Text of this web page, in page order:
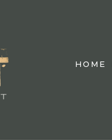
HOME